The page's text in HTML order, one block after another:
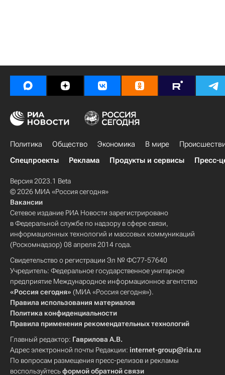
Политика Общество Экономика В мире
Спецпроекты
Реклама Продукты и сервисы Пресс-
Версия 2023.1 Beta
© 2026 МИА «Россия сегодня»
Вакансии
Сетевое издание РИА Новости зарегистрировано
в Федеральной службе по надзору в сфере связи,
информационных технологий и массовых коммуникаций
(Роскомнадзор) 08 апреля 2014 года.
Свидетельство о регистрации Эл № ФС77-57640
Учредитель: Федеральное государственное унитарное
предприятие Международное информационное агентство
«Россия сегодня» (МИА «Россия сегодня»).
Правила использования материалов
Политика конфиденциальности
Правила применения рекомендательных технологий
Главный редактор: Гаврилова А.В.
Адрес электронной почты Редакции: internet-group@ria.ru
По вопросам размещения пресс-релизов и рекламы
воспользуйтесьформой обратной связи